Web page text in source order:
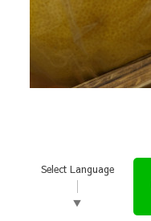
Select Language
▼